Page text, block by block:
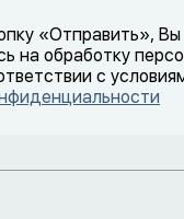
«Отправить», Вы
на обработку
с